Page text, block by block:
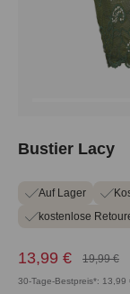
Bustier Lacy
Auf Lager
kostenlose
13,99 € 19,99 €
30-Tage-Bestpreis*: 13,99